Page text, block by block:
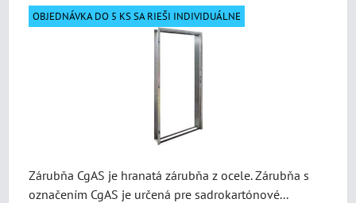
OBJEDNÁVKA DO 5 KS SA RIEŠI INDIVIDUÁLNE
Zárubňa CgAS je hranatá zárubňa z ocele. Zárubňa s
označením CgAS je určená pre sadrokartónové...